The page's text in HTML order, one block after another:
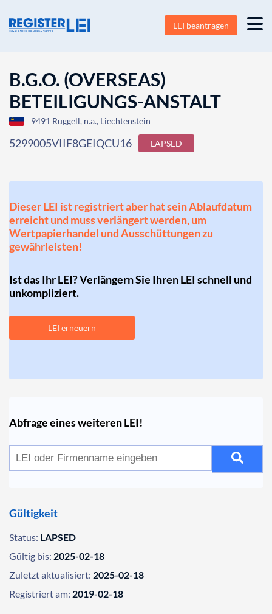
LEI beantragen
B.G.O. (OVERSEAS)
BETEILIGUNGS-ANSTALT
9491 Ruggell, n.a., Liechtenstein
5299005VIIF8GEIQCU16 LAPSED
Dieser LEI ist registriert aber hat sein Ablaufdatum
erreicht und muss verlängert werden, um
Wertpapierhandel und Ausschüttungen zu
gewährleisten!
Ist das Ihr LEI? Verlängern Sie Ihren LEI schnell und
unkompliziert.
LEI erneuern
Abfrage eines weiteren LEI!
Gültigkeit
Status: LAPSED
Gültig bis: 2025-02-18
Zuletzt aktualisiert: 2025-02-18
Registriert am: 2019-02-18